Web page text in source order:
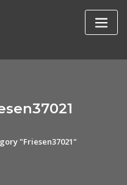
"Friesen37021"